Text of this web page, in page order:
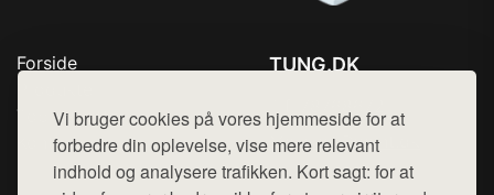
Vi bruger cookies på vores hjemmeside for at
forbedre din oplevelse, vise mere relevant
indhold og analysere trafikken. Kort sagt: for at
Forside
Top Rabatter
Kontakt
TUNG.DK
Mail: hej@want.dk
Cookie- og privatlivspolitik